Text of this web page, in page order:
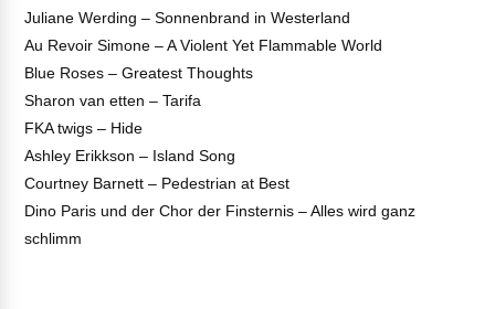
Juliane Werding – Sonnenbrand in Westerland
Au Revoir Simone – A Violent Yet Flammable World
Blue Roses – Greatest Thoughts
Sharon van etten – Tarifa
FKA twigs – Hide
Ashley Erikkson – Island Song
Courtney Barnett – Pedestrian at Best
Dino Paris und der Chor der Finsternis – Alles wird ganz
schlimm